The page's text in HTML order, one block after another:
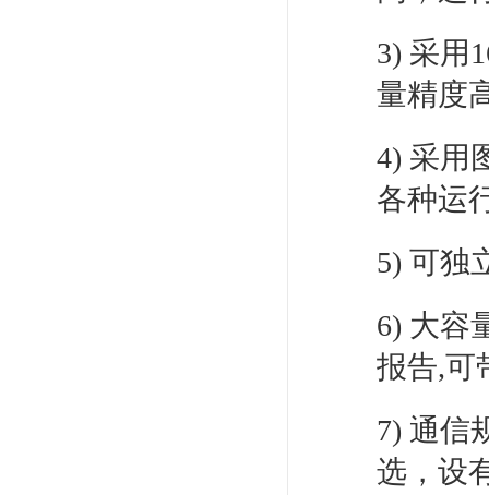
3) 采用
量精度
4) 采用
各种运
5) 可独
6) 大容
报告,可
7) 通信
选，设